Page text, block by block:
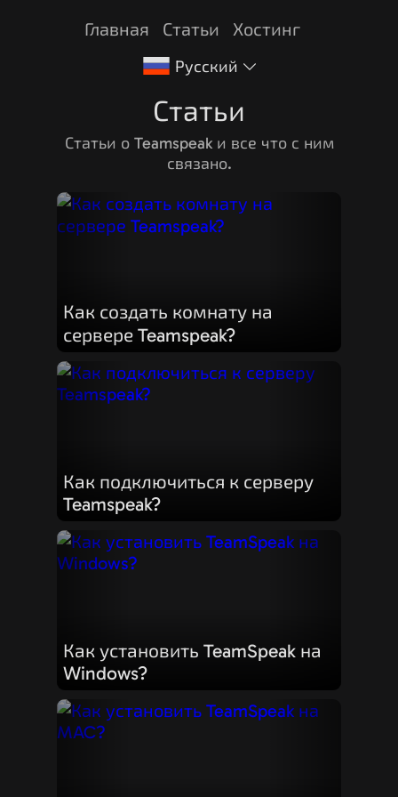
Главная Статьи Хостинг
Русский
Статьи
Статьи о Teamspeak и все что с ним
связано.
Как создать комнату на
сервере Teamspeak?
Как подключиться к серверу
Teamspeak?
Как установить TeamSpeak на
Windows?